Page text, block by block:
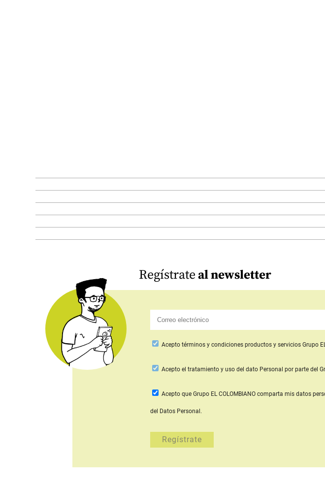
Regístrateal newsletter
Acepto términos y condiciones productos y servicios Grupo
Aceptoel tratamiento y uso del dato Personal por parte del
Acepto que Grupo EL COLOMBIANO comparta mis datos
del Datos Personal.